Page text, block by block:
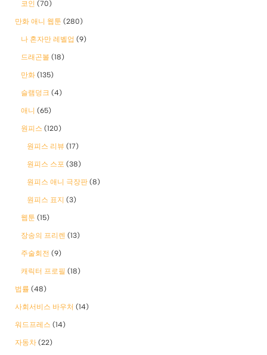
코인 (70)
만화 애니 웹툰 (280)
나 혼자만 레벨업 (9)
드래곤볼 (18)
만화 (135)
슬램덩크 (4)
애니 (65)
원피스 (120)
원피스 리뷰 (17)
원피스 스포 (38)
원피스 애니 극장판 (8)
원피스 표지 (3)
웹툰 (15)
장송의 프리렌 (13)
주술회전 (9)
캐릭터 프로필 (18)
법률 (48)
사회서비스 바우처 (14)
워드프레스 (14)
자동차 (22)